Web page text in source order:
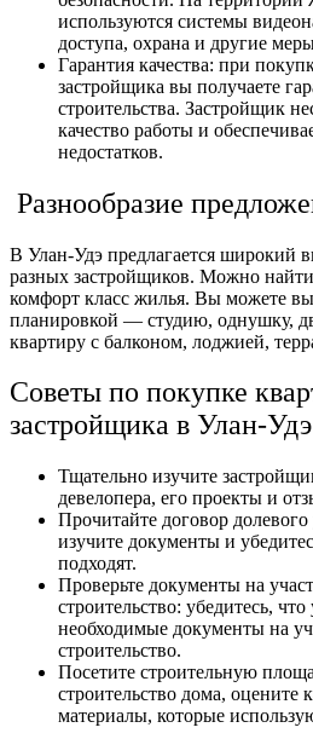
используются системы
доступа, охрана и другие
Гарантия качества: при
застройщика вы получаете
строительства. Застройщик
качество работы и
недостатков.
Разнообразие
В Улан-Удэ предлагается широкий
разных застройщиков. Можно
комфорт класс жилья. Вы можете
планировкой — студию, однушку,
квартиру с балконом, лоджией,
Советы по покупке
застройщика в Улан-Удэ
Тщательно изучите
девелопера, его проекты и
Прочитайте договор
изучите документы и
подходят.
Проверьте документы на
строительство: убедитесь,
необходимые документы на
строительство.
Посетите строительную
строительство дома, оцените
материалы, которые